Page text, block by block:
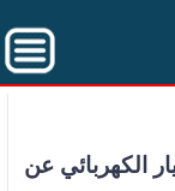
الكهربائي عن